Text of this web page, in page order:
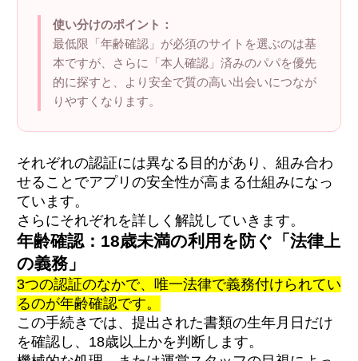
使い分けのポイント：
最低限「年齢確認」が必須のサイトを選ぶのは基
本ですが、さらに「本人確認」済みのパパを優先
的に探すと、より安全で質の高い出会いにつなが
りやすくなります。
それぞれの認証には異なる目的があり、組み合わ
せることでアプリの安全性が高まる仕組みになっ
ています。
さらにそれぞれを詳しく解説していきます。
年齢確認：18歳未満の利用を防ぐ「法律上
の義務」
3つの認証のなかで、唯一法律で義務付けられてい
るのが年齢確認です。
この手続きでは、提出された書類の生年月日だけ
を確認し、18歳以上かを判断します。